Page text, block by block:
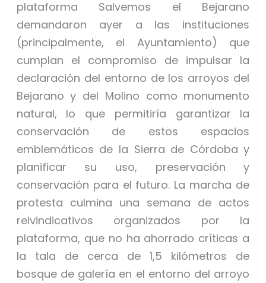
plataforma Salvemos el Bejarano
demandaron ayer a las instituciones
(principalmente, el Ayuntamiento) que
cumplan el compromiso de impulsar la
declaración del entorno de los arroyos del
Bejarano y del Molino como monumento
natural, lo que permitiría garantizar la
conservación de estos espacios
emblemáticos de la Sierra de Córdoba y
planificar su uso, preservación y
conservación para el futuro. La marcha de
protesta culmina una semana de actos
reivindicativos organizados por la
plataforma, que no ha ahorrado críticas a
la tala de cerca de 1,5 kilómetros de
bosque de galería en el entorno del arroyo